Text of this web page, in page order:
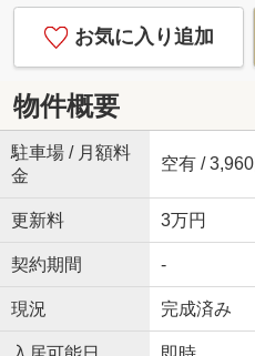
お気に入り追加
物件概要
駐車場 / 月額料
金
空有 /
更新料 3万円
契約期間 -
現況 完成済み